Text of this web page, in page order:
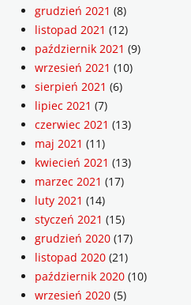
grudzień 2021 (8)
listopad 2021 (12)
październik 2021 (9)
wrzesień 2021 (10)
sierpień 2021 (6)
lipiec 2021 (7)
czerwiec 2021 (13)
maj 2021 (11)
kwiecień 2021 (13)
marzec 2021 (17)
luty 2021 (14)
styczeń 2021 (15)
grudzień 2020 (17)
listopad 2020 (21)
październik 2020 (10)
wrzesień 2020 (5)